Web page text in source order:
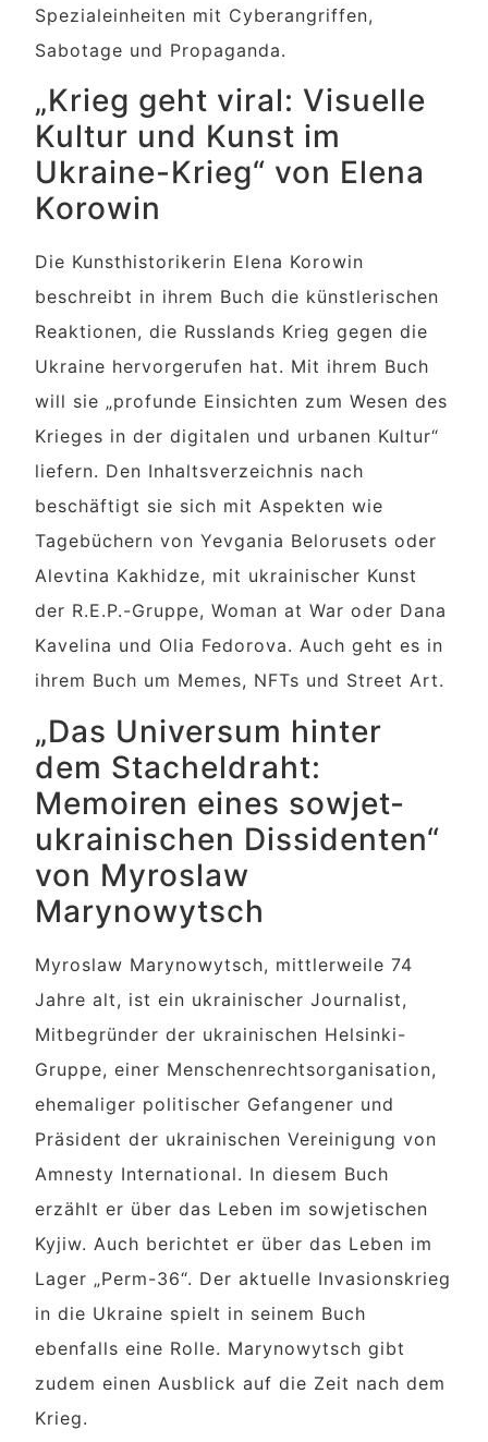
Spezialeinheiten mit Cyberangriffen,
Sabotage und Propaganda.
„Krieg geht viral: Visuelle
Kultur und Kunst im
Ukraine-Krieg“ von Elena
Korowin
Die Kunsthistorikerin Elena Korowin
beschreibt in ihrem Buch die künstlerischen
Reaktionen, die Russlands Krieg gegen die
Ukraine hervorgerufen hat. Mit ihrem Buch
will sie „profunde Einsichten zum Wesen des
Krieges in der digitalen und urbanen Kultur“
liefern. Den Inhaltsverzeichnis nach
beschäftigt sie sich mit Aspekten wie
Tagebüchern von Yevgania Belorusets oder
Alevtina Kakhidze, mit ukrainischer Kunst
der R.E.P.-Gruppe, Woman at War oder Dana
Kavelina und Olia Fedorova. Auch geht es in
ihrem Buch um Memes, NFTs und Street Art.
„Das Universum hinter
dem Stacheldraht:
Memoiren eines sowjet-
ukrainischen Dissidenten“
von Myroslaw
Marynowytsch
Myroslaw Marynowytsch, mittlerweile 74
Jahre alt, ist ein ukrainischer Journalist,
Mitbegründer der ukrainischen Helsinki-
Gruppe, einer Menschenrechtsorganisation,
ehemaliger politischer Gefangener und
Präsident der ukrainischen Vereinigung von
Amnesty International. In diesem Buch
erzählt er über das Leben im sowjetischen
Kyjiw. Auch berichtet er über das Leben im
Lager „Perm-36“. Der aktuelle Invasionskrieg
in die Ukraine spielt in seinem Buch
ebenfalls eine Rolle. Marynowytsch gibt
zudem einen Ausblick auf die Zeit nach dem
Krieg.